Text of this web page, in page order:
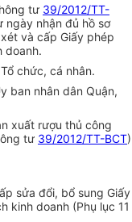
tư 39/2012/TT-
ngày nhận đủ hồ sơ
và cấp Giấy phép
doanh.
Tổ chức, cá nhân.
ban nhân dân Quận,
xuất rượu thủ công
tư 39/2012/TT-BCT)
sửa đổi, bổ sung Giấy
kinh doanh (Phụ lục 11